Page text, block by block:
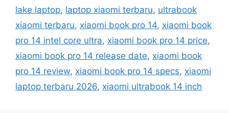
lake laptop, laptop xiaomi terbaru, ultrabook
xiaomi terbaru, xiaomi book pro 14, xiaomi book
pro 14 intel core ultra, xiaomi book pro 14 price,
xiaomi book pro 14 release date, xiaomi book
pro 14 review, xiaomi book pro 14 specs, xiaomi
laptop terbaru 2026, xiaomi ultrabook 14 inch